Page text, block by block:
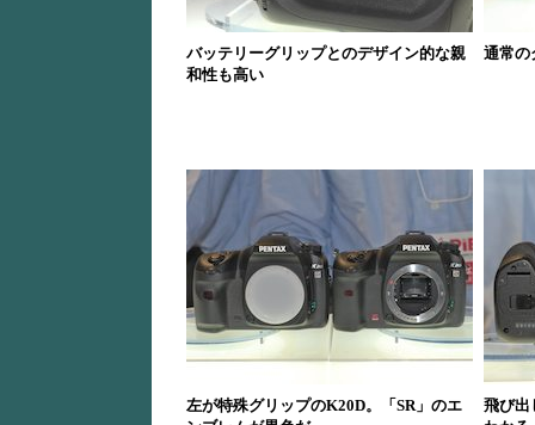
バッテリーグリップとのデザイン的な親
和性も高い
通常の
左が特殊グリップのK20D。「SR」のエ
飛び出